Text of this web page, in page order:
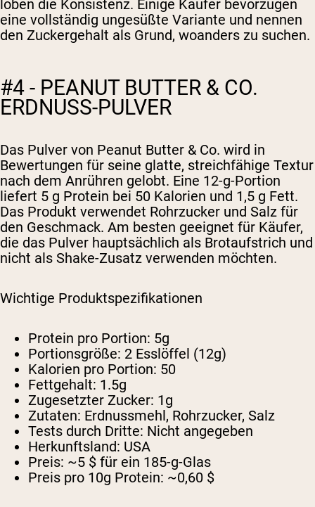
loben die Konsistenz. Einige Käufer bevorzugen
eine vollständig ungesüßte Variante und nennen
den Zuckergehalt als Grund, woanders zu suchen.
#4 - PEANUT BUTTER & CO.
ERDNUSS-PULVER
Das Pulver von Peanut Butter & Co. wird in
Bewertungen für seine glatte, streichfähige Textur
nach dem Anrühren gelobt. Eine 12-g-Portion
liefert 5 g Protein bei 50 Kalorien und 1,5 g Fett.
Das Produkt verwendet Rohrzucker und Salz für
den Geschmack. Am besten geeignet für Käufer,
die das Pulver hauptsächlich als Brotaufstrich und
nicht als Shake-Zusatz verwenden möchten.
Wichtige Produktspezifikationen
Protein pro Portion: 5g
Portionsgröße: 2 Esslöffel (12g)
Kalorien pro Portion: 50
Fettgehalt: 1.5g
Zugesetzter Zucker: 1g
Zutaten: Erdnussmehl, Rohrzucker, Salz
Tests durch Dritte: Nicht angegeben
Herkunftsland: USA
Preis: ~5 $ für ein 185-g-Glas
Preis pro 10g Protein: ~0,60 $